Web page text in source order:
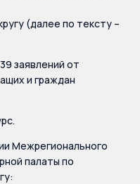
(далее по тексту –
заявлений от
и граждан
Межрегионального
палаты по